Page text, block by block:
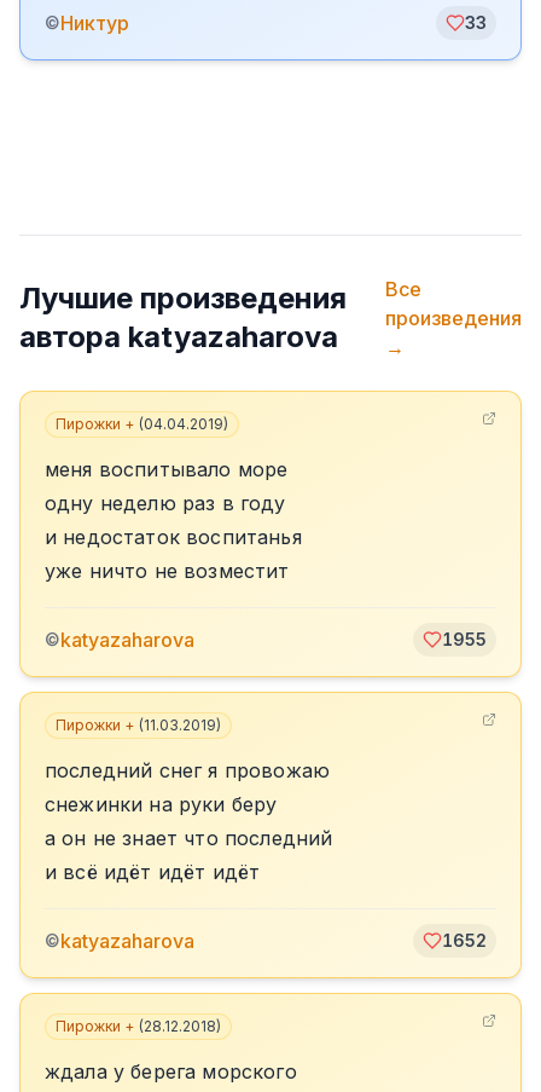
©Никтур 33
Лучшие произведения
автора katyazaharova
Все
произведения
→
Пирожки + (04.04.2019)
меня воспитывало море
одну неделю раз в году
и недостаток воспитанья
уже ничто не возместит
©katyazaharova 1955
Пирожки + (11.03.2019)
последний снег я провожаю
снежинки на руки беру
а он не знает что последний
и всё идёт идёт идёт
©katyazaharova 1652
Пирожки + (28.12.2018)
ждала у берега морского